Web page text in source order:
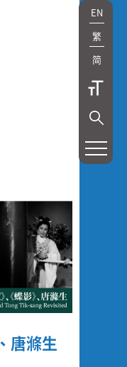
EN
繁
简
唐滌生